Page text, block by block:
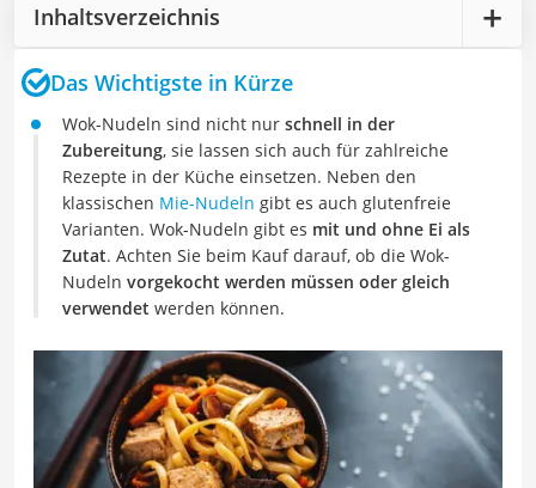
Inhaltsverzeichnis
Das Wichtigste in Kürze
Wok-Nudeln sind nicht nur schnell in der
Zubereitung, sie lassen sich auch für zahlreiche
Rezepte in der Küche einsetzen. Neben den
klassischen Mie-Nudeln gibt es auch glutenfreie
Varianten. Wok-Nudeln gibt es mit und ohne Ei als
Zutat. Achten Sie beim Kauf darauf, ob die Wok-
Nudeln vorgekocht werden müssen oder gleich
verwendet werden können.